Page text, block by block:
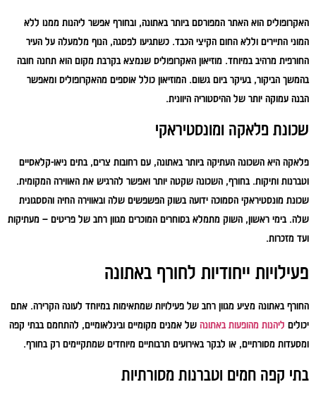
האקרופוליס הוא האתר המפורסם ביותר באתונה, ובחורף אפשר ליהנות ממנו ללא
המוני התיירים וללא החום הקיצי הכבד. כשתגיעו לפסגה, הנוף מלמעלה על העיר
החורפית מרהיב במיוחד. מוזיאון האקרופוליס שנמצא בקרבת מקום הוא תחנה חובה
בהמשך הביקור, בעיקר ביום גשום. המוזיאון כולל אוספים מהאקרופוליס ומאפשר
הבנה עמוקה יותר של ההיסטוריה היוונית.
שכונת פלאקה ומונסטיראקי
פלאקה היא השכונה העתיקה ביותר באתונה, עם רחובות צרים, בתים ניאו-קלאסיים
וטברנות ותיקות. בחורף, השכונה שקטה יותר ואפשר להרגיש את האווירה המקומית.
שכונת מונסטיראקי הסמוכה ידועה בשוק הפשפשים שלה ובאווירה החיה והססגונית
שלה. בימי ראשון, השוק מתמלא בסוחרים המוכרים מגוון רחב של פריטים – מעתיקות
ועד מזכרות.
פעילויות ייחודיות לחורף באתונה
החורף באתונה מציע מגוון רחב של פעילויות שמתאימות במיוחד לעונה הקרירה. אתם
יכולים ליהנות מהופעות באתונה של אמנים מקומיים ובינלאומיים, להתחמם בבתי קפה
ומסעדות מסורתיים, או לבקר באירועים תרבותיים מיוחדים שמתקיימים רק בחורף.
בתי קפה חמים וטברנות מסורתיות